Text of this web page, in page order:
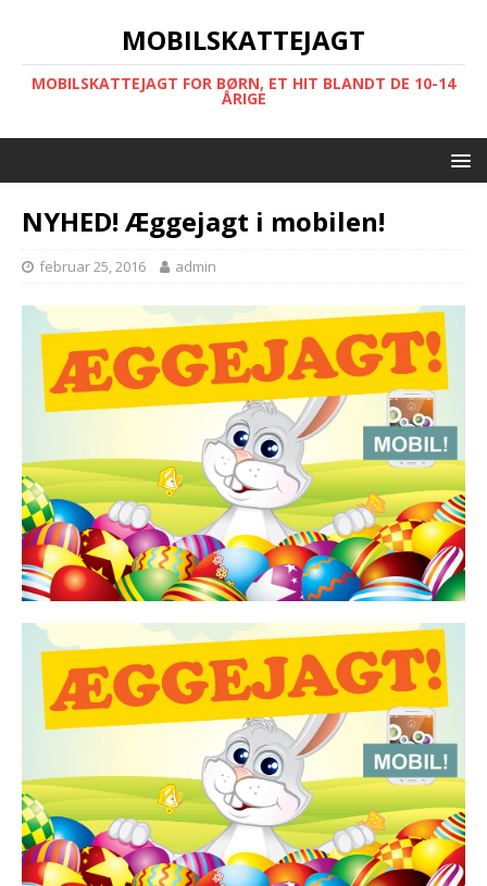
MOBILSKATTEJAGT
MOBILSKATTEJAGT FOR BØRN, ET HIT BLANDT DE 10-14
ÅRIGE
NYHED! Æggejagt i mobilen!
februar 25, 2016 admin